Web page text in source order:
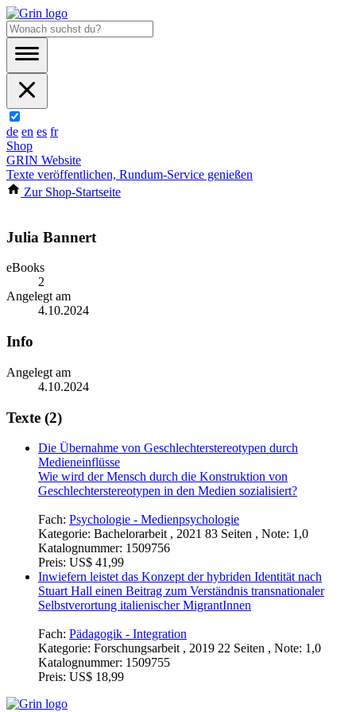
de en es fr
Shop
GRIN Website
Texte veröffentlichen, Rundum-Service genießen
Zur Shop-Startseite
Julia Bannert
eBooks
2
Angelegt am
4.10.2024
Info
Angelegt am
4.10.2024
Texte (2)
Die Übernahme von Geschlechterstereotypen durch
Medieneinflüsse
Wie wird der Mensch durch die Konstruktion von
Geschlechterstereotypen in den Medien sozialisiert?
Fach:Psychologie - Medienpsychologie
Kategorie:Bachelorarbeit , 2021 83 Seiten , Note: 1,0
Katalognummer:
Preis:US$ 41,99
Inwiefern leistet das Konzept der hybriden Identität nach
Stuart Hall einen Beitrag zum Verständnis transnationaler
Fach: Pädagogik - Integration
Katalognummer: